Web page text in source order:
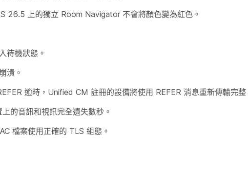
26.5 上的獨立 Room Navigator 不會將顏色變為紅色。
待機狀態。
潰。
逾時，Unified CM 註冊的設備將使用 REFER 消息重新傳輸完
的音訊和視訊完全遺失數秒。
檔案使用正確的 TLS 組態。